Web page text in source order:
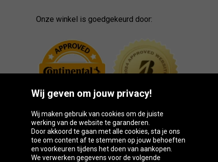
Onze winkel is goedgekeurd door:
Oponeo-groep
Wij geven om jouw privacy!
Wij maken gebruik van cookies om de juiste
werking van de website te garanderen.
Door akkoord te gaan met alle cookies, sta je ons
toe om content af te stemmen op jouw behoeften
en voorkeuren tijdens het doen van aankopen.
We verwerken gegevens voor de volgende